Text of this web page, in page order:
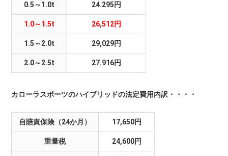
0.5～1.0t 24.295円
1.0～1.5t 26,512円
1.5～2.0t 29,029円
2.0～2.5t 27.916円
カローラスポーツのハイブリッドの法定費用内訳・・・・
自賠責保険（24か月） 17,650円
重量税 24,600円